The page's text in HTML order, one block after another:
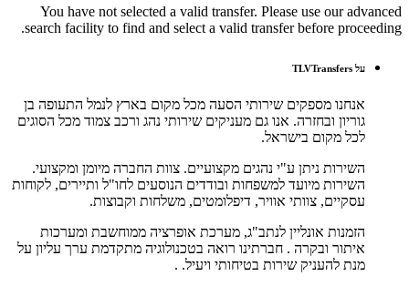
You have not selected a valid transfer. Please use our advanced
search facility to find and select a valid transfer before proceeding.
על TLVTransfers
אנחנו מספקים שירותי הסעה מכל מקום בארץ לנמל התעופה בן
גוריון ובחזרה. אנו גם מעניקים שירותי נהג ורכב צמוד מכל הסוגים
לכל מקום בישראל.
השירות ניתן ע"י נהגים מקצועיים. צוות החברה מיומן ומקצועי.
השירות מיועד למשפחות ובודדים הנוסעים לחו"ל ותיירים, לקוחות
עסקיים, צוותי אוויר, דיפלומטים, משלחות וקבוצות.
הזמנות אונליין לנתב"ג, מערכת אופרציה ממוחשבת ומערכות
איתור ובקרה . חברתינו רואה בטכנולוגיה מתקדמת ערך עליון על
מנת להעניק שירות בטיחותי ויעיל. .